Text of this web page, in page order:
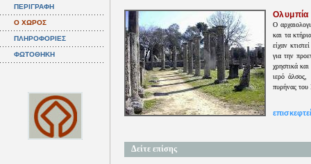
ΠΕΡΙΓΡΑΦΗ
Ο ΧΩΡΟΣ
ΠΛΗΡΟΦΟΡΙΕΣ
ΦΩΤΟΘΗΚΗ
Ολυμπία
Ο
και τα
είχαν
για την
χρηστικά
ιερό άλσος,
πυρήνας του
Δείτε επίσης